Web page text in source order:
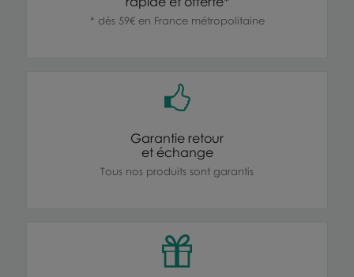
* dès 59€ en France métropolitaine
Garantie retour
et échange
Tous nos produits sont garantis